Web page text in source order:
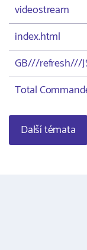
videostream
index.html
GB///refresh///
Total
Další témata